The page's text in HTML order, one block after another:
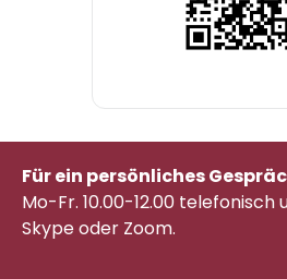
Für ein persönliches
Mo-Fr. 10.00-12.00 telefonisch
Skype oder Zoom.